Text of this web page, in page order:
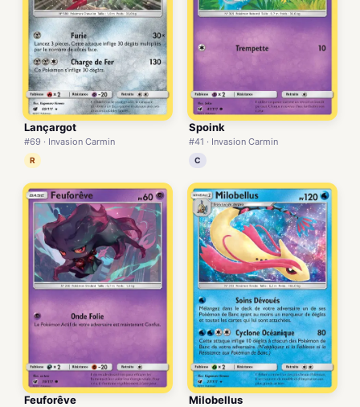
Lançargot
#69 · Invasion Carmin
R
Spoink
#41 · Invasion Carmin
C
Feuforêve Milobellus